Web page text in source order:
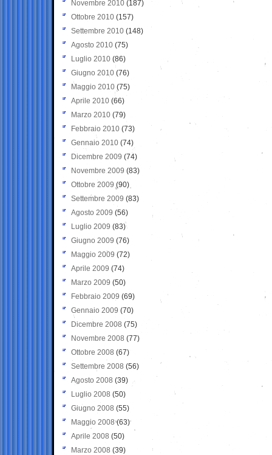
Novembre 2010 (187)
Ottobre 2010 (157)
Settembre 2010 (148)
Agosto 2010 (75)
Luglio 2010 (86)
Giugno 2010 (76)
Maggio 2010 (75)
Aprile 2010 (66)
Marzo 2010 (79)
Febbraio 2010 (73)
Gennaio 2010 (74)
Dicembre 2009 (74)
Novembre 2009 (83)
Ottobre 2009 (90)
Settembre 2009 (83)
Agosto 2009 (56)
Luglio 2009 (83)
Giugno 2009 (76)
Maggio 2009 (72)
Aprile 2009 (74)
Marzo 2009 (50)
Febbraio 2009 (69)
Gennaio 2009 (70)
Dicembre 2008 (75)
Novembre 2008 (77)
Ottobre 2008 (67)
Settembre 2008 (56)
Agosto 2008 (39)
Luglio 2008 (50)
Giugno 2008 (55)
Maggio 2008(63)
Aprile 2008 (50)
Marzo 2008 (39)